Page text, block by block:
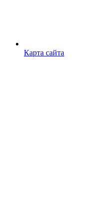
Карта сайта